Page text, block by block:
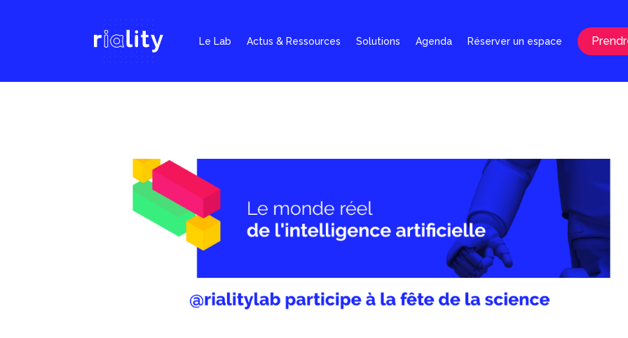
Le Lab Actus & Ressources Solutions Agenda Réserver un espace